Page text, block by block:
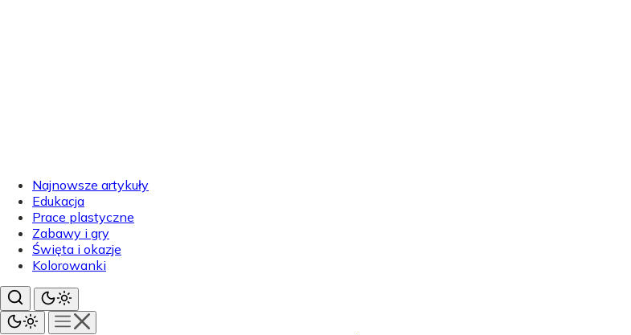
Najnowsze artykuły
Edukacja
Prace plastyczne
Zabawy i gry
Święta i okazje
Kolorowanki